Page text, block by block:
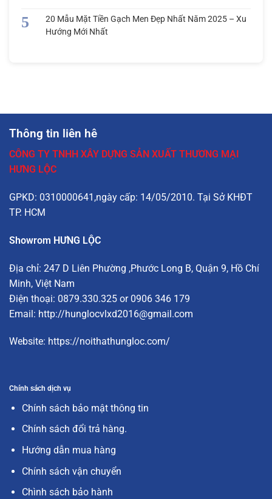
20 Mẫu Mặt Tiền Gạch Men Đẹp Nhất Năm 2025 – Xu
Hướng Mới Nhất
Thông tin liên hê
CÔNG TY TNHH XÂY DỰNG SẢN XUẤT THƯƠNG MẠI
HƯNG LỘC
GPKD: 0310000641,ngày cấp: 14/05/2010. Tại Sở KHĐT
TP. HCM
Showrom HƯNG LỘC
Địa chỉ: 247 D Liên Phường ,Phước Long B, Quận 9, Hồ Chí
Minh, Việt Nam
Điện thoại: 0879.330.325 or 0906 346 179
Email: http://hunglocvlxd2016@gmail.com
Website: https://noithathungloc.com/
Chính sách dịch vụ
Chính sách bảo mật thông tin
Chính sách đổi trả hàng.
Hướng dẫn mua hàng
Chính sách vận chuyển
Chình sách bảo hành